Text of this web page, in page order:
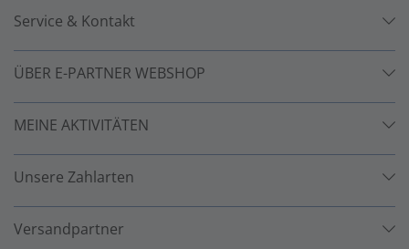
Service & Kontakt
ÜBER E-PARTNER WEBSHOP
MEINE AKTIVITÄTEN
Unsere Zahlarten
Versandpartner